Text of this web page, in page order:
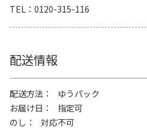
TEL
0120-315-116
配送情報
配送方法
ゆうパック
お届け日
指定可
のし
対応不可